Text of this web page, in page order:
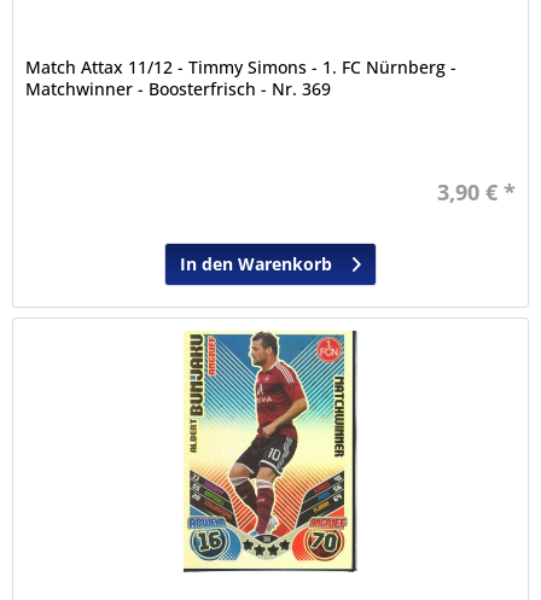
Match Attax 11/12 - Timmy Simons - 1. FC Nürnberg -
Matchwinner - Boosterfrisch - Nr. 369
3,90 € *
In den Warenkorb